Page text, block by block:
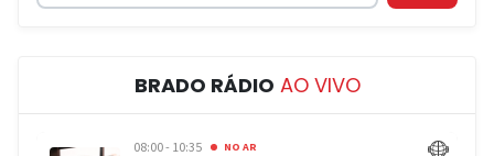
BRADO RÁDIO AO VIVO